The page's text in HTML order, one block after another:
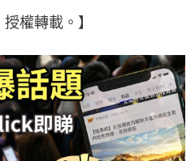
授權轉載。】